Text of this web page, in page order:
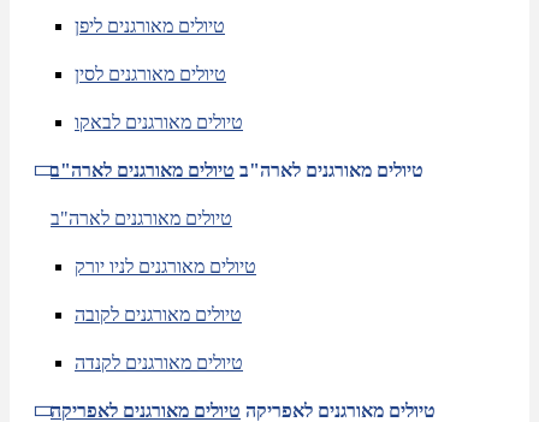
טיולים מאורגנים ליפן
טיולים מאורגנים לסין
טיולים מאורגנים לבאקו
טיולים מאורגנים לארה"ב טיולים מאורגנים לארה"ב
טיולים מאורגנים לארה"ב
טיולים מאורגנים לניו יורק
טיולים מאורגנים לקובה
טיולים מאורגנים לקנדה
טיולים מאורגנים לאפריקה טיולים מאורגנים לאפריקה